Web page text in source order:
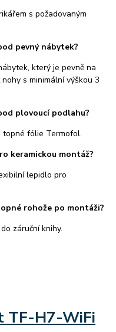
s požadovaným
pevný nábytek?
který je pevně na
s minimální výškou 3
plovoucí podlahu?
topné fólie Termofol.
keramickou montáž?
lepidlo pro
rohože po montáži?
záruční knihy.
TF-H7-WiFi